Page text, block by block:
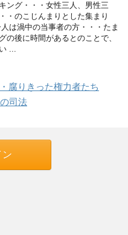
ング・・・女性三人、男性三
・のこじんまりとした集まり
は渦中の当事者の方・・・たま
の後に時間があるとのことで、
...
腐りきった権力者たち
司法
ン